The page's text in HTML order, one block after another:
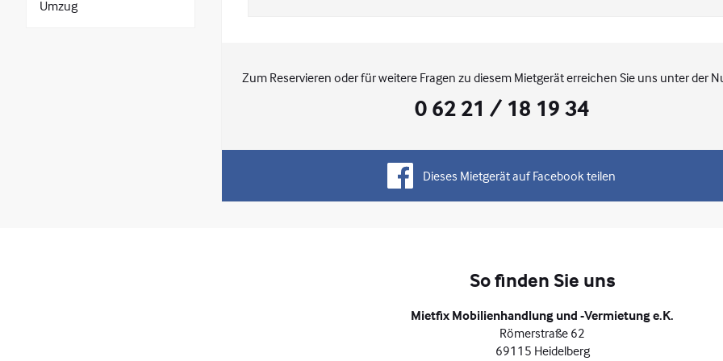
Umzug
Zum Reservieren oder für weitere Fragen zu diesem Mietgerät erreichen Sie uns unter der
0 62 21 / 18 19 34
Dieses Mietgerät auf Facebook teilen
So finden Sie uns
Mietfix Mobilienhandlung und -Vermietung e.K.
Römerstraße 62
69115 Heidelberg